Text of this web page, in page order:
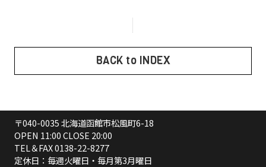
BACK to INDEX
〒040-0035 北海道函館市松風町6-18
OPEN 11:00 CLOSE 20:00
TEL＆FAX0138-22-8277
定休日：毎週火曜日・毎月第3月曜日